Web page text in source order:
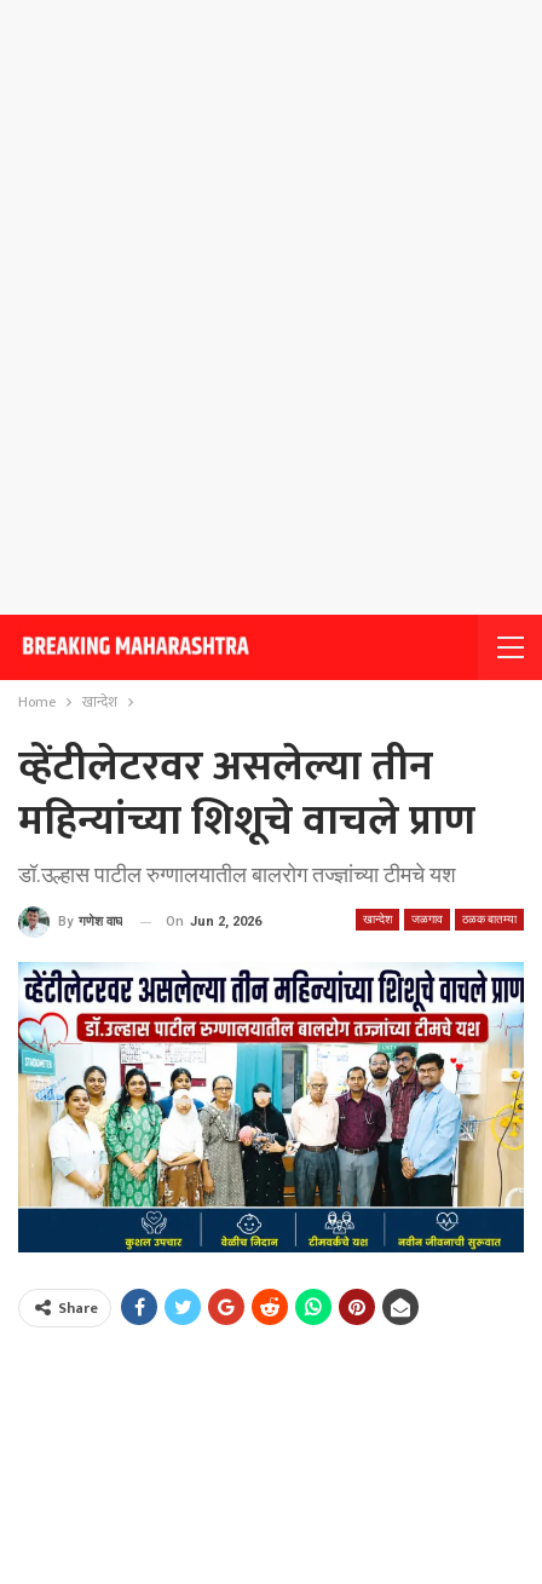
Home खान्देश
व्हेंटीलेटरवर असलेल्या तीन
महिन्यांच्या शिशूचे वाचले प्राण
डॉ.उल्हास पाटील रुग्णालयातील बालरोग तज्ज्ञांच्या टीमचे यश
खान्देश जळगाव ठळक बातम्या
By गणेश वाघ On Jun 2, 2026
Share